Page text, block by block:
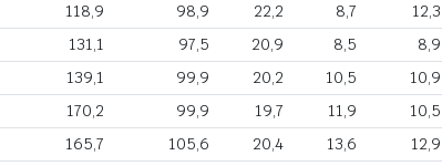
118,9 98,9 22,2 8,7
12,3
131,1 97,5 20,9 8,5
8,9
139,1 99,9 20,2 10,5
10,9
170,2 99,9 19,7 11,9
10,5
165,7 105,6 20,4 13,6
12,9